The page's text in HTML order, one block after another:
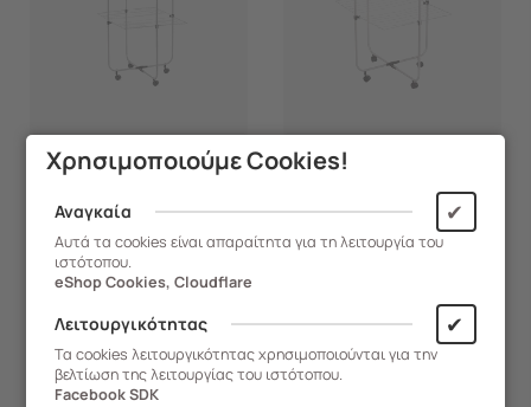
465.03125
VESTA Απλώστρα Ρούχων
71x61x175cm Πτυσσόμενη
Μεταλλική 4.47kg με 4
Ρόδες ROTONDO 4
Άμεση Παραλαβή
VESTA Απλώστρα Ρούχων
Μεταλλική 3.54kg με 4
Ρόδες ROTONDO 3
Άμεση Παραλαβή
Χρησιμοποιούμε Cookies!
Αναγκαία ✔
Αυτά τα cookies είναι απαραίτητα για τη λειτουργία του
ιστότοπου.
eShop Cookies, Cloudflare
Λειτουργικότητας ✔
Τα cookies λειτουργικότητας χρησιμοποιούνται για την
βελτίωση της λειτουργίας του ιστότοπου.
Facebook SDK